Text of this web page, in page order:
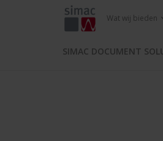
Wat wij bieden
SIMAC DOCUMENT